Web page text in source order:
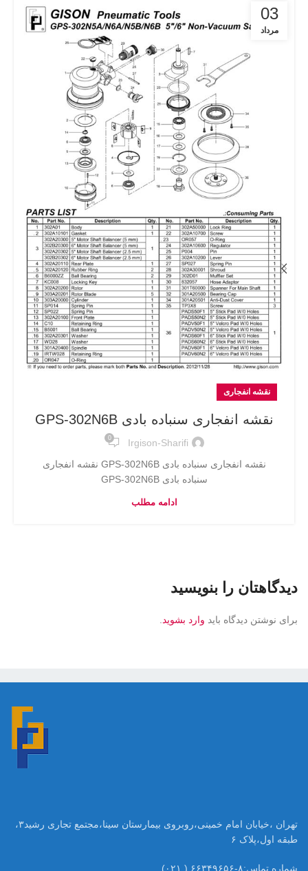
03
مرداد
نقشه انفجاری
نقشه انفجاری سنباده بادی GPS-302N6B
Irgison-Sharifi
0
نقشه انفجاری سنباده بادی GPS-302N6B نقشه انفجاری
سنباده بادی GPS-302N6B
ادامه مطلب
دیدگاهتان را بنویسید
برای نوشتن دیدگاه باید وارد بشوید
تهران ،خیابان امام خمینی،روبروی بیمارستان سینا،مجتمع تجاری رشید۳،
طبقه اول،پلاک ۶
شماره تماس:۸-۶۶۳۴۹۶۵۶ ( ۰۲۱)